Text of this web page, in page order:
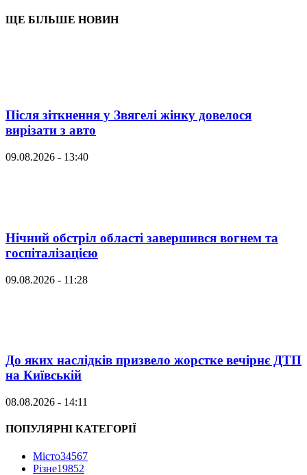
ЩЕ БІЛЬШЕ НОВИН
Після зіткнення у Звягелі жінку довелося
вирізати з авто
09.08.2026 - 13:40
Нічний обстріл області завершився вогнем та
госпіталізацією
09.08.2026 - 11:28
До яких наслідків призвело жорстке вечірнє ДТП
на Київській
08.08.2026 - 14:11
ПОПУЛЯРНІ КАТЕГОРІЇ
Місто34567
Різне19852